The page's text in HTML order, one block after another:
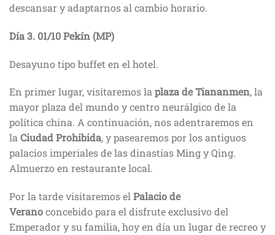
descansar y adaptarnos al cambio horario.
Día 3. 01/10Pekín (MP)
Desayuno tipo buffet en el hotel.
En primer lugar, visitaremos laplaza de Tiananmen, la
mayor plaza del mundo y centro neurálgico de la
política china. A continuación, nos adentraremos en
laCiudad Prohibida, y pasearemos por los antiguos
palacios imperiales de las dinastías Ming y Qing.
Almuerzo en restaurante local.
Por la tarde visitaremos el Palacio de
Veranoconcebido para el disfrute exclusivo del
Emperador y su familia, hoy en día un lugar de recreo y